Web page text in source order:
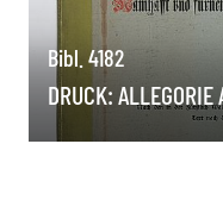
Bibl. 4182
DRUCK: